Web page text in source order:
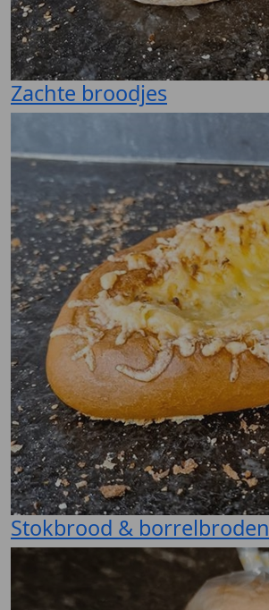
Zachte broodjes
Stokbrood & borrelbroden